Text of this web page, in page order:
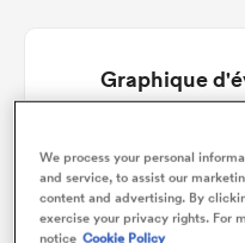
Graphique
We process your personal
and service, to assist our
content and advertising. By
exercise your privacy rights. For
notice Cookie Policy